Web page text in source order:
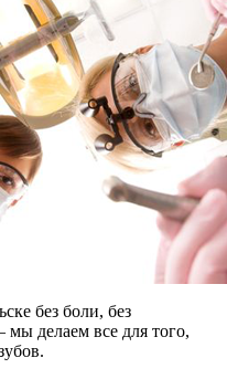
без боли, без
делаем все для того,